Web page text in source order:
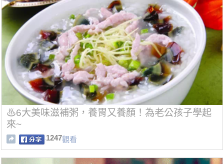
♨6大美味滋補粥，養胃又養顏！為老公孩子學起
來~
1247觀看